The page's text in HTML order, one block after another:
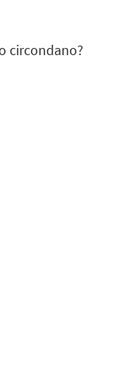
circondano?